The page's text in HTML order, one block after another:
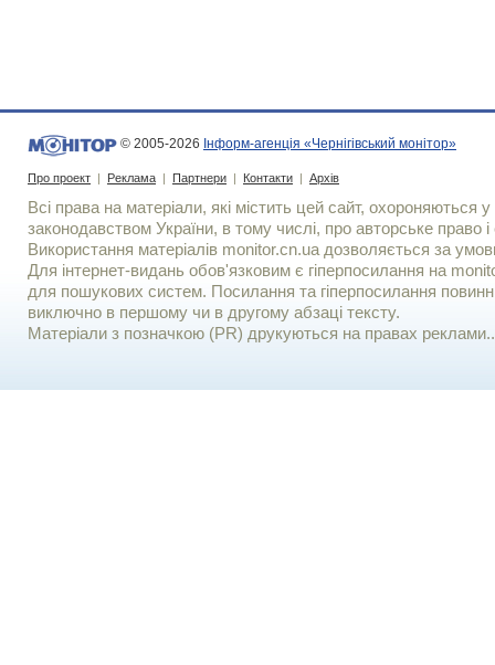
© 2005-2026 Інформ-агенція «Чернігівський монітор»
Про проект | Реклама | Партнери | Контакти | Архів
Всі права на матеріали, які містить цей сайт, охороняються у
законодавством України, в тому числі, про авторське право і
Використання матерiалiв monitor.cn.ua дозволяється за
Для iнтернет-видань обов'язковим є гiперпосилання на
для пошукових систем. Посилання та гіперпосилання
виключно в першому чи в другому абзаці тексту.
Матеріали з позначкою (PR) друкуються на правах реклами..